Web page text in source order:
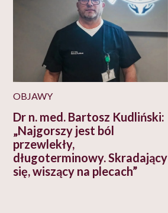
OBJAWY
Dr n. med. Bartosz Kudliński:
„Najgorszy jest ból
przewlekły,
długoterminowy. Skradający
się, wiszący na plecach”